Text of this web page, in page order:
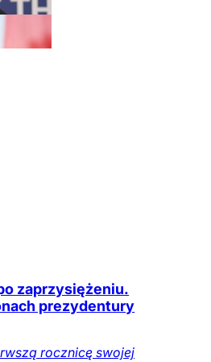
zaprzysiężeniu.
prezydentury
rocznicę swojej